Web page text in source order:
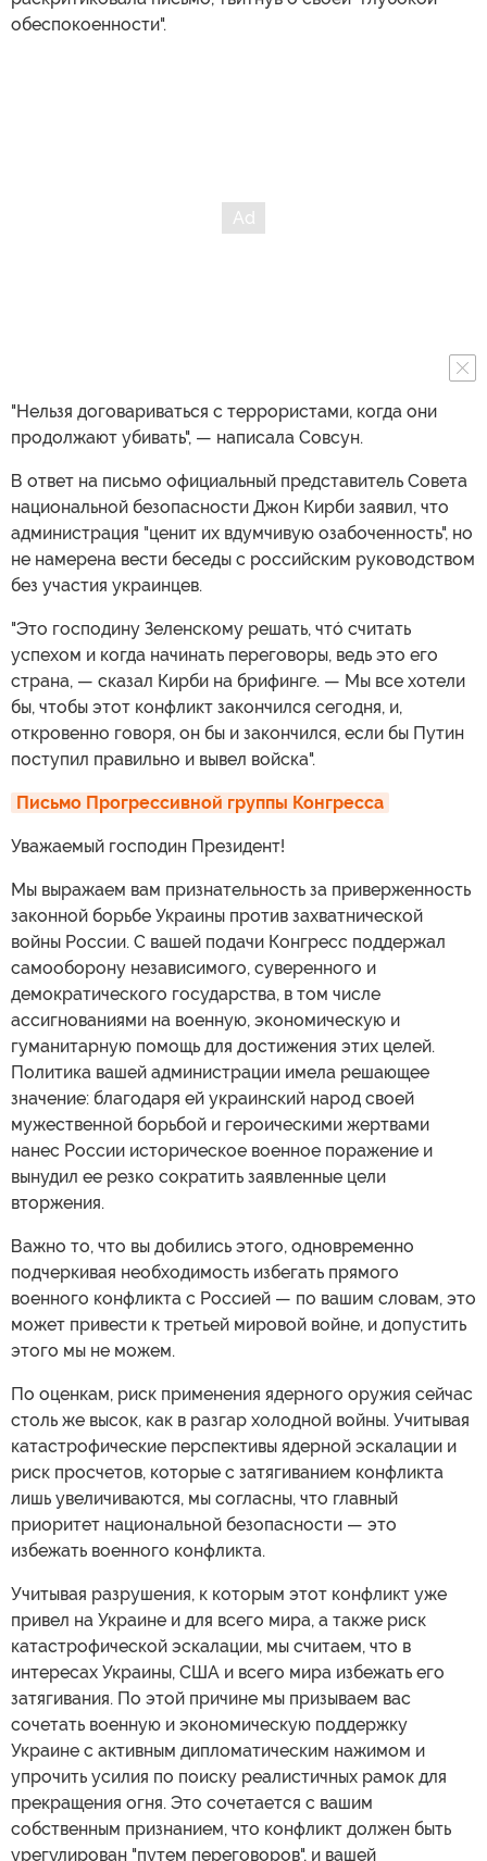
обеспокоенности".
"Нельзя договариваться с террористами, когда они
продолжают убивать", — написала Совсун.
В ответ на письмо официальный представитель Совета
национальной безопасности Джон Кирби заявил, что
администрация "ценит их вдумчивую озабоченность", но
не намерена вести беседы с российским руководством
без участия украинцев.
"Это господину Зеленскому решать, чтó считать
успехом и когда начинать переговоры, ведь это его
страна, — сказал Кирби на брифинге. — Мы все хотели
бы, чтобы этот конфликт закончился сегодня, и,
откровенно говоря, он бы и закончился, если бы Путин
поступил правильно и вывел войска".
Письмо Прогрессивной группы Конгресса
Уважаемый господин Президент!
Мы выражаем вам признательность за приверженность
законной борьбе Украины против захватнической
войны России. С вашей подачи Конгресс поддержал
самооборону независимого, суверенного и
демократического государства, в том числе
ассигнованиями на военную, экономическую и
гуманитарную помощь для достижения этих целей.
Политика вашей администрации имела решающее
значение: благодаря ей украинский народ своей
мужественной борьбой и героическими жертвами
нанес России историческое военное поражение и
вынудил ее резко сократить заявленные цели
вторжения.
Важно то, что вы добились этого, одновременно
подчеркивая необходимость избегать прямого
военного конфликта с Россией — по вашим словам, это
может привести к третьей мировой войне, и допустить
этого мы не можем.
По оценкам, риск применения ядерного оружия сейчас
столь же высок, как в разгар холодной войны. Учитывая
катастрофические перспективы ядерной эскалации и
риск просчетов, которые с затягиванием конфликта
лишь увеличиваются, мы согласны, что главный
приоритет национальной безопасности — это
избежать военного конфликта.
Учитывая разрушения, к которым этот конфликт уже
привел на Украине и для всего мира, а также риск
катастрофической эскалации, мы считаем, что в
интересах Украины, США и всего мира избежать его
затягивания. По этой причине мы призываем вас
сочетать военную и экономическую поддержку
Украине с активным дипломатическим нажимом и
упрочить усилия по поиску реалистичных рамок для
прекращения огня. Это сочетается с вашим
собственным признанием, что конфликт должен быть
урегулирован "путем переговоров", и вашей